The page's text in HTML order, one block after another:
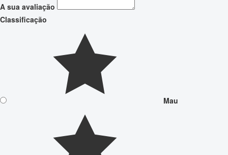
A sua avaliação
Classificação
Mau